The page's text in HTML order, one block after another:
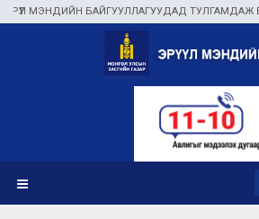
БАЙГУУЛЛАГУУДАД ТУЛГАМДАЖ БУЙ